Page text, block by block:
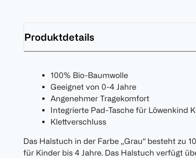
Produktdetails
100% Bio-Baumwolle
Geeignet von 0-4 Jahre
Angenehmer Tragekomfort
Integrierte Pad-Tasche für Löwenkind
Klettverschluss
Das Halstuch in der Farbe „Grau“ besteht zu
für Kinder bis 4 Jahre. Das Halstuch verfügt